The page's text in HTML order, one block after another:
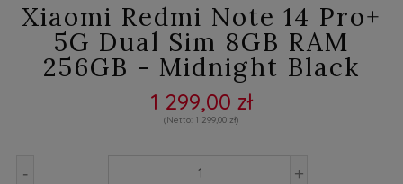
Xiaomi Redmi Note 14 Pro+
5G Dual Sim 8GB RAM
256GB - Midnight Black
1 299,00 zł
1 299,00 zł
- +